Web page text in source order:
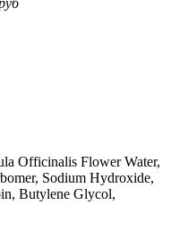
Officinalis Flower Water,
Sodium Hydroxide,
Butylene Glycol,